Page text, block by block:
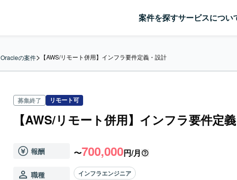
案件を探すサービスについ
Oracleの案件> 【AWS/リモート併用】インフラ要件定義・設計
募集終了 リモート可
【AWS/リモート併用】インフラ要件定
報酬 〜700,000円/月
職種 インフラエンジニア